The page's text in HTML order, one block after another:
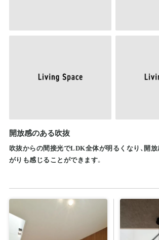
開放感のある吹抜
吹抜からの間接光でLDK全体が明るくなり、開
がりも感じることができます。